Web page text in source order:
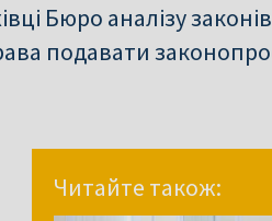
Бюро аналізу законів
подавати
Читайте також: